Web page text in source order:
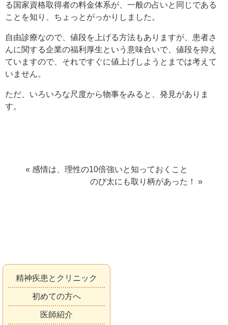
る国家資格取得者の料金体系が、一般の占いと同じである
ことを知り、ちょっとがっかりしました。
自由診療なので、値段を上げる方法もありますが、患者さ
んに関する企業の福利厚生という意味合いで、値段を抑え
ていますので、それですぐに値上げしようとまでは考えて
いません。
ただ、いろいろな尺度から物事をみると、発見がありま
す。
« 感情は、理性の10倍強いと知っておくこと
のび太にも取り柄があった！ »
精神疾患とクリニック
初めての方へ
医師紹介